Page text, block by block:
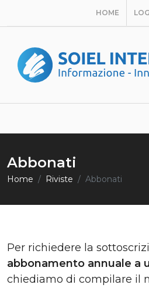
HOME
Abbonati
Home Riviste Abbonati
Per richiedere la
abbonamento annuale a
chiediamo di compilare il